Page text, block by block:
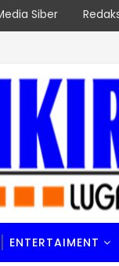
Siber
ENTERTAIMENT